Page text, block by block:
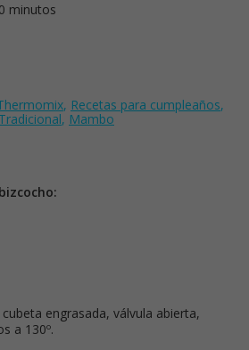
minutos
, Recetas para cumpleaños,
Tradicional, Mambo
bizcocho:
engrasada, válvula abierta,
a 130º.